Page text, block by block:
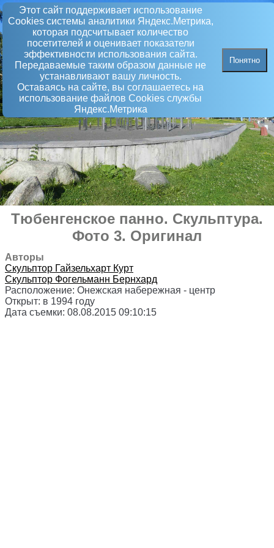
Этот сайт поддерживает использование
Сookies системы аналитики Яндекс.Метрика,
которая подсчитывает количество
посетителей и оценивает показатели
эффективности использования сайта.
Передаваемые таким образом данные не
устанавливают вашу личность.
Оставаясь на сайте, вы соглашаетесь на
использование файлов Сookies службы
Яндекс.Метрика
Понятно
Тюбенгенское панно. Скульптура.
Фото 3. Оригинал
Авторы
Скульптор Гайзельхарт Курт
Скульптор Фогельманн Бернхард
Расположение: Онежская набережная - центр
Открыт: в 1994 году
Дата съемки: 08.08.2015 09:10:15